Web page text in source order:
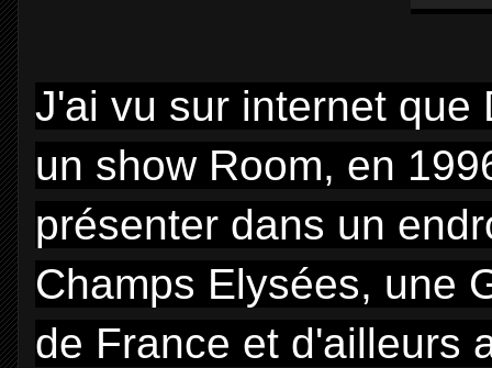
J'ai vu sur internet
un show Room, en
présenter dans un
Champs Elysées, une
de France et d'ailleurs